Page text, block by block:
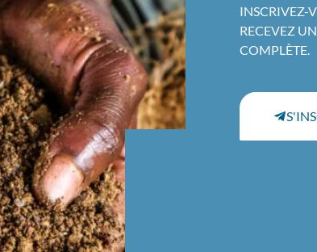
INSCRIVEZ-
RECEVEZ
COMPLÈTE.